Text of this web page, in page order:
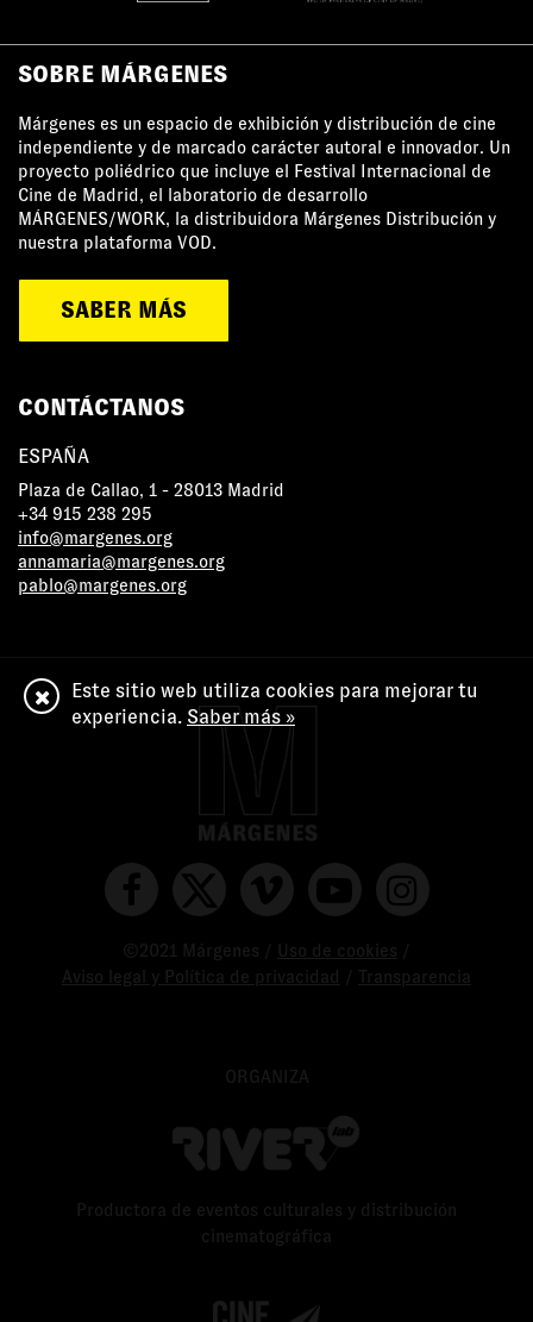
SOBRE MÁRGENES
Márgenes es un espacio de exhibición y distribución de cine
independiente y de marcado carácter autoral e innovador. Un
proyecto poliédrico que incluye el Festival Internacional de
Cine de Madrid, el laboratorio de desarrollo
MÁRGENES/WORK, la distribuidora Márgenes Distribución y
nuestra plataforma VOD.
SABER MÁS
CONTÁCTANOS
ESPAÑA
Plaza de Callao, 1 - 28013 Madrid
+34 915 238 295
info@margenes.org
annamaria@margenes.org
pablo@margenes.org
©2021 Márgenes / Uso de cookies
Aviso legal y Política de privacidad
Transparencia
ORGANIZA
Productora de eventos culturales y distribución
cinematográfica
Este sitio web utiliza cookies para mejorar tu
experiencia. Saber más »